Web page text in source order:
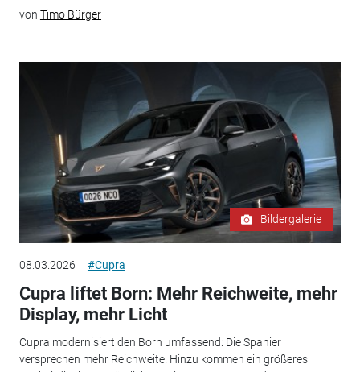
von Timo Bürger
Bildergalerie
08.03.2026 #Cupra
Cupra liftet Born: Mehr Reichweite, mehr
Display, mehr Licht
Cupra modernisiert den Born umfassend: Die Spanier
versprechen mehr Reichweite. Hinzu kommen ein größeres